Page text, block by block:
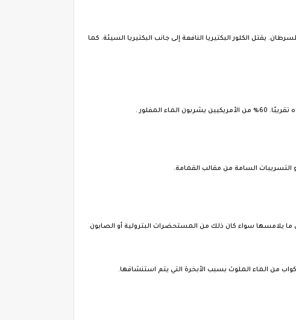
يقتل الكلور البكتيريا النافعة إلى جانب البكتيريا السيئة. كما
يلامسها سواء كان ذلك من المستحضرات البترولية أو الصابون